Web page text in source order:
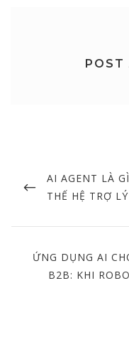
POST
navigation
PREVIOUS
POST
AI AGENT LÀ
THẾ HỆ TRỢ
NEXT
POST
ỨNG DỤNG AI
B2B: KHI